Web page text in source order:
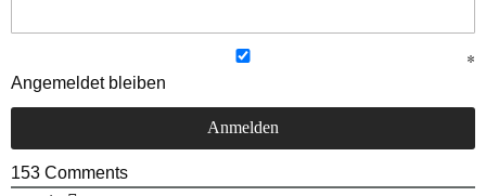
Angemeldet bleiben
153 Comments